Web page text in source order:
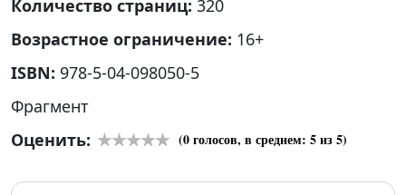
Количество страниц: 320
Возрастное ограничение: 16+
ISBN: 978-5-04-098050-5
Фрагмент
Оценить:
(0голосов, в среднем: 5из 5)